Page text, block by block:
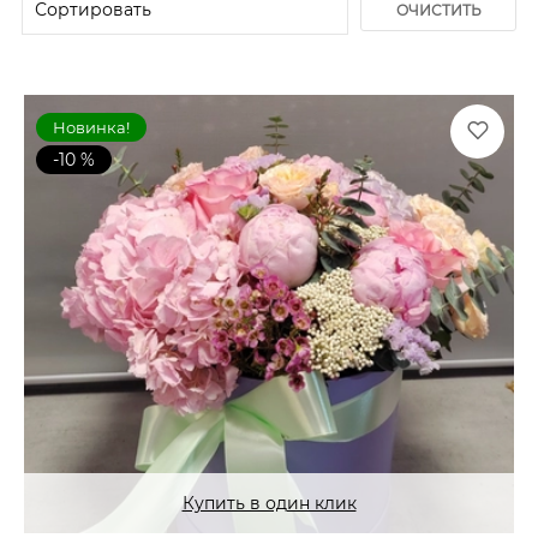
ОЧИСТИТЬ
Новинка!
-10 %
Купить в один клик